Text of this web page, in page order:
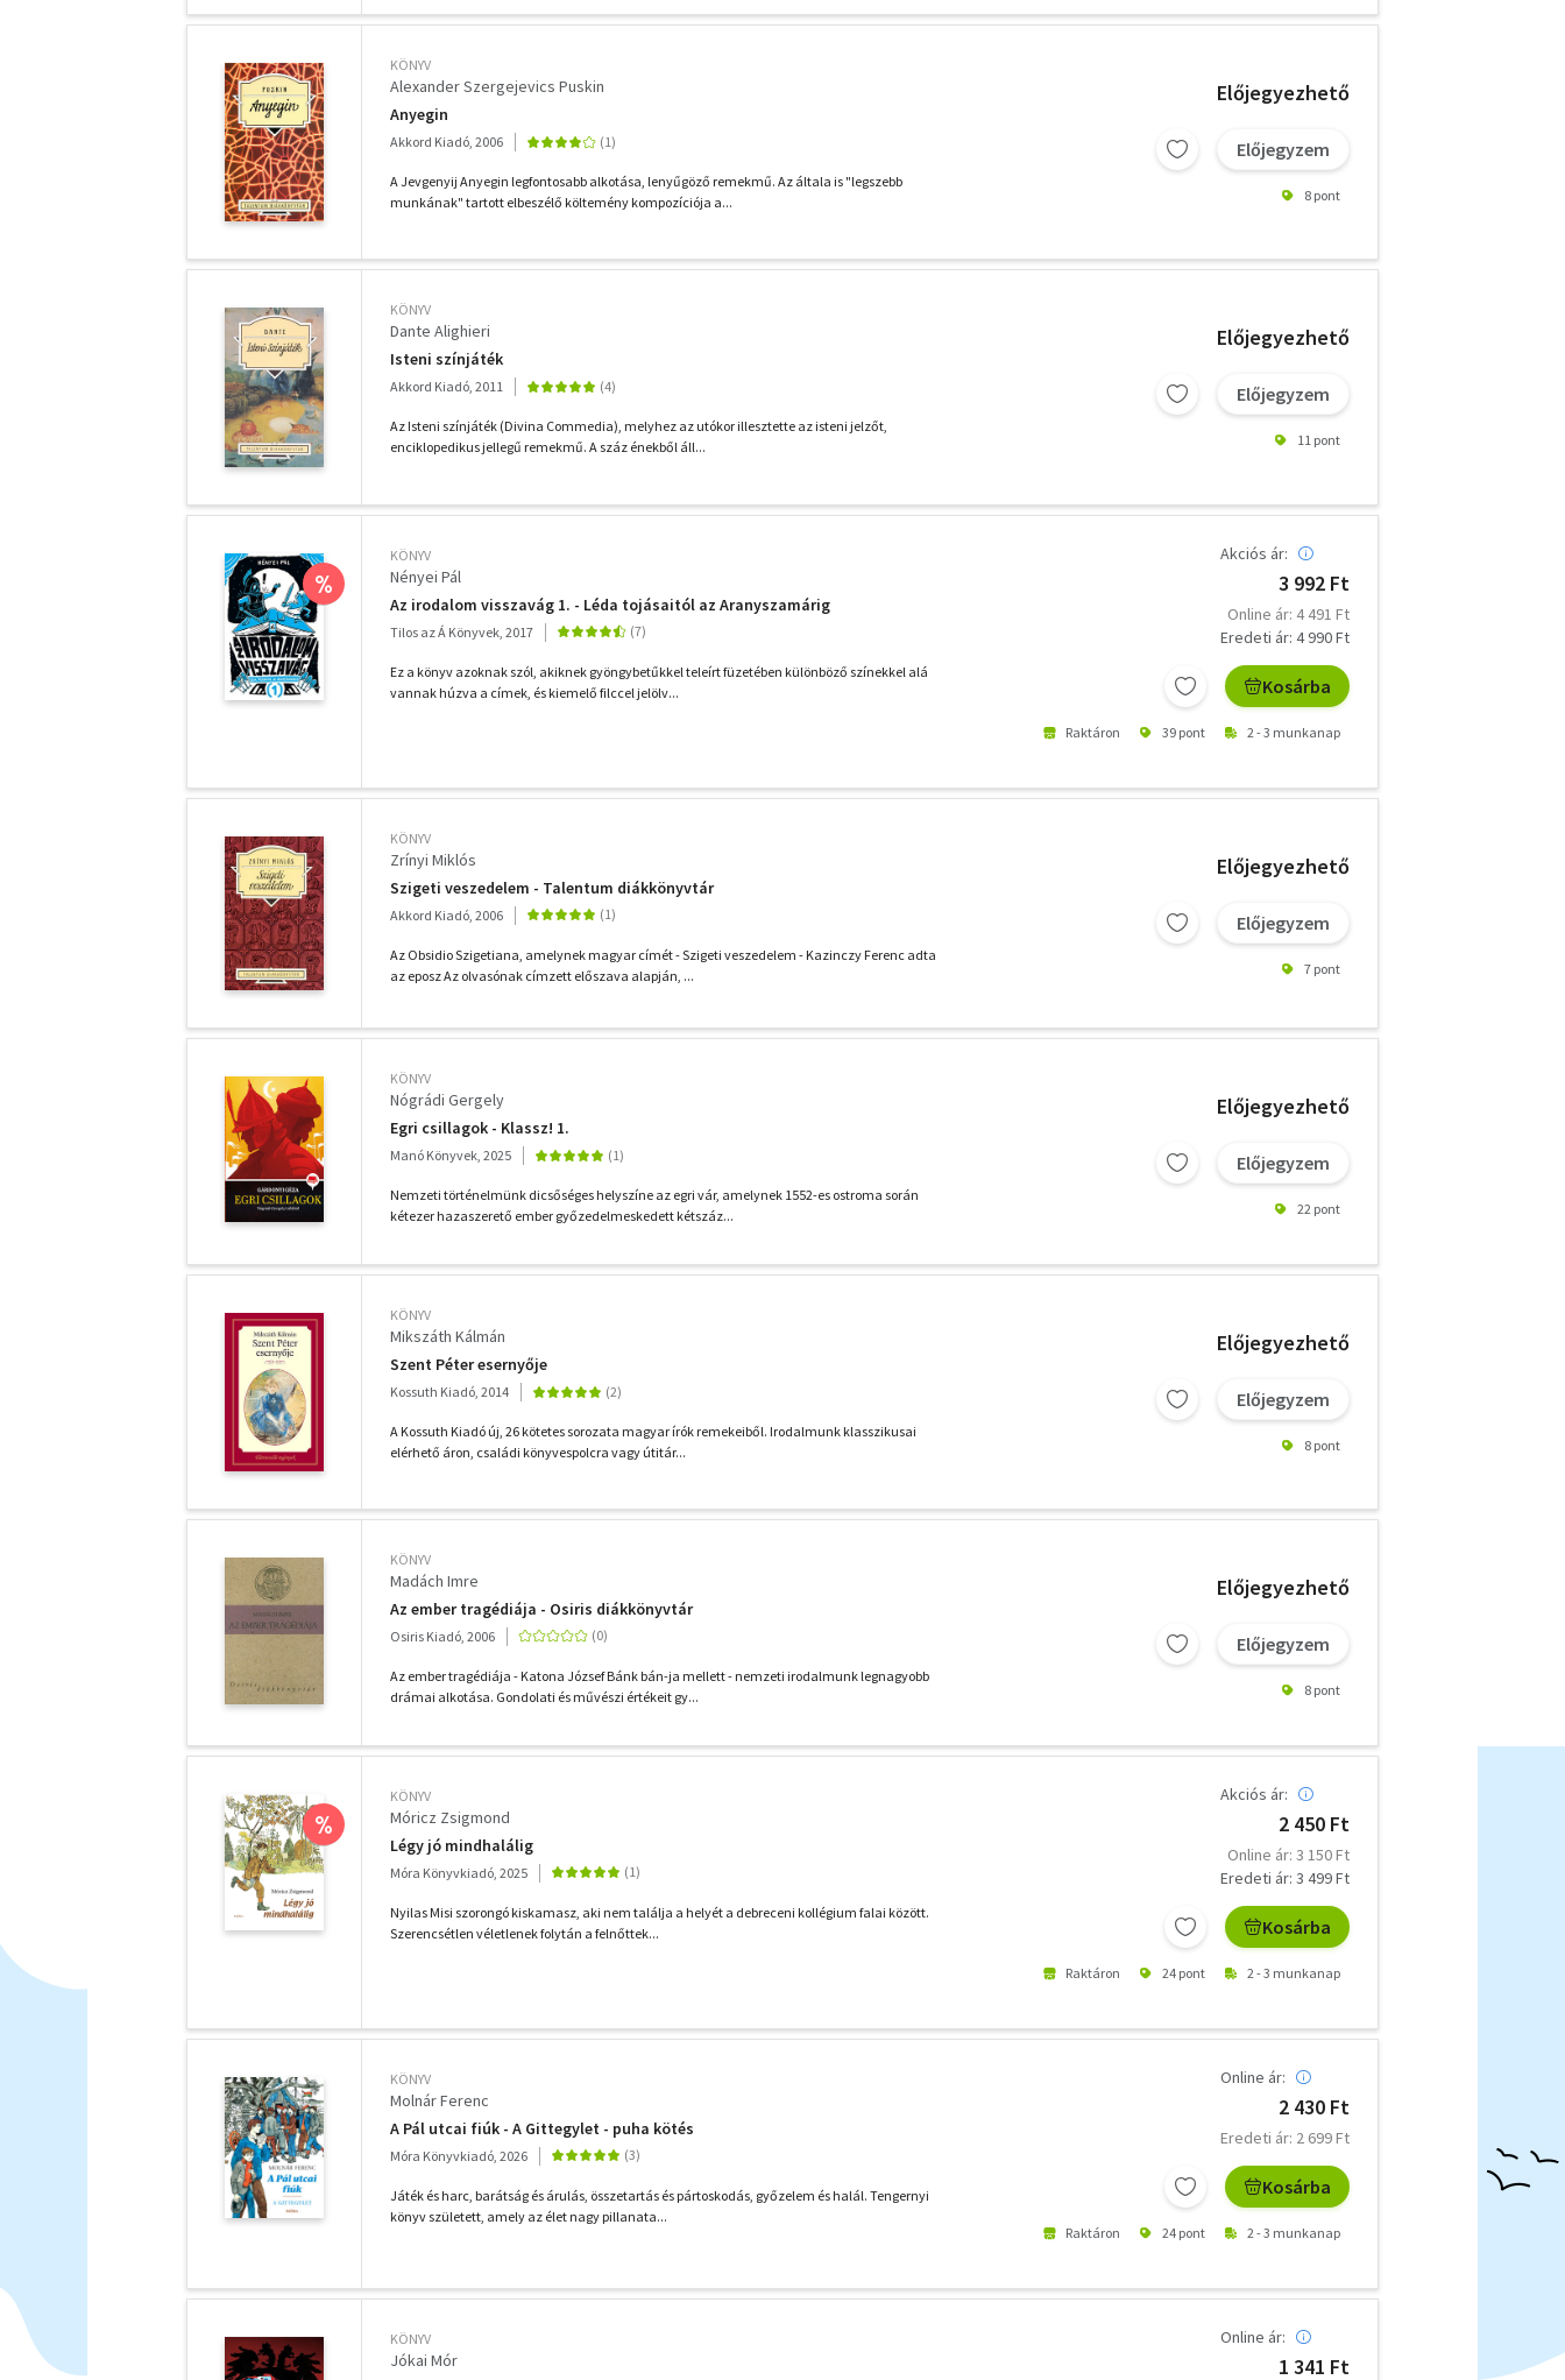
KÖNYV
Alexander Szergejevics Puskin
Anyegin
Akkord Kiadó, 2006
A Jevgenyij Anyegin legfontosabb alkotása, lenyűgöző remekmű. Az általa is "legszebb
munkának" tartott elbeszélő költemény kompozíciója a...
Előjegyezhető
Előjegyzem
8 pont
KÖNYV
Dante Alighieri
Isteni színjáték
Akkord Kiadó, 2011
Az Isteni színjáték (Divina Commedia), melyhez az utókor illesztette az isteni jelzőt,
enciklopedikus jellegű remekmű. A száz énekből áll...
Előjegyezhető
Előjegyzem
11 pont
%
KÖNYV
Nényei Pál
Az irodalom visszavág 1. - Léda tojásaitól az Aranyszamárig
Tilos az Á Könyvek, 2017
Ez a könyv azoknak szól, akiknek gyöngybetűkkel teleírt füzetében különböző színekkel alá
vannak húzva a címek, és kiemelő filccel jelölv...
Akciós ár:
3 992 Ft
Online ár: 4 491 Ft
Eredeti ár: 4 990 Ft
Kosárba
Raktáron 39 pont 2 - 3 munkanap
KÖNYV
Zrínyi Miklós
Szigeti veszedelem - Talentum diákkönyvtár
Akkord Kiadó, 2006
Az Obsidio Szigetiana, amelynek magyar címét - Szigeti veszedelem - Kazinczy Ferenc adta
az eposz Az olvasónak címzett előszava alapján, ...
Előjegyezhető
Előjegyzem
7 pont
KÖNYV
Nógrádi Gergely
Egri csillagok - Klassz! 1.
Manó Könyvek, 2025
Nemzeti történelmünk dicsőséges helyszíne az egri vár, amelynek 1552-es ostroma során
kétezer hazaszerető ember győzedelmeskedett kétszáz...
Előjegyezhető
Előjegyzem
22 pont
KÖNYV
Mikszáth Kálmán
Szent Péter esernyője
Kossuth Kiadó, 2014
A Kossuth Kiadó új, 26 kötetes sorozata magyar írók remekeiből. Irodalmunk klasszikusai
elérhető áron, családi könyvespolcra vagy útitár...
Előjegyezhető
Előjegyzem
8 pont
KÖNYV
Madách Imre
Az ember tragédiája - Osiris diákkönyvtár
Osiris Kiadó, 2006
Az ember tragédiája - Katona József Bánk bán-ja mellett - nemzeti irodalmunk legnagyobb
drámai alkotása. Gondolati és művészi értékeit gy...
Előjegyezhető
Előjegyzem
8 pont
%
KÖNYV
Móricz Zsigmond
Légy jó mindhalálig
Móra Könyvkiadó, 2025
Nyilas Misi szorongó kiskamasz, aki nem találja a helyét a debreceni kollégium falai között.
Szerencsétlen véletlenek folytán a felnőttek...
Akciós ár:
2 450 Ft
Online ár: 3 150 Ft
Eredeti ár: 3 499 Ft
Kosárba
Raktáron 24 pont 2 - 3 munkanap
KÖNYV
Molnár Ferenc
A Pál utcai fiúk - A Gittegylet - puha kötés
Móra Könyvkiadó, 2026
Játék és harc, barátság és árulás, összetartás és pártoskodás, győzelem és halál. Tengernyi
könyv született, amely az élet nagy pillanata...
Online ár:
2 430 Ft
Eredeti ár: 2 699 Ft
Kosárba
Raktáron 24 pont 2 - 3 munkanap
KÖNYV
Jókai Mór
Online ár:
1 341 Ft